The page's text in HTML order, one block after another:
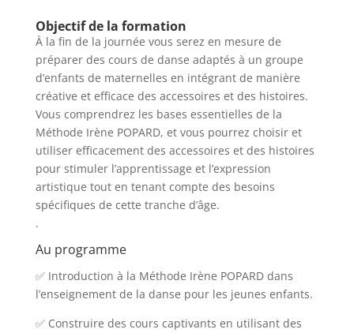
Objectif de la formation
À la fin de la journée vous serez en mesure de
préparer des cours de danse adaptés à un groupe
d’enfants de maternelles en intégrant de manière
créative et efficace des accessoires et des histoires.
Vous comprendrez les bases essentielles de la
Méthode Irène POPARD, et vous pourrez choisir et
utiliser efficacement des accessoires et des histoires
pour stimuler l’apprentissage et l’expression
artistique tout en tenant compte des besoins
spécifiques de cette tranche d’âge.
.
Au programme
✅ Introduction à la Méthode Irène POPARD dans
l’enseignement de la danse pour les jeunes enfants.
✅ Construire des cours captivants en utilisant des